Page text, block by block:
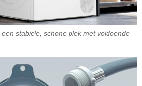
stabiele, schone plek met voldoende